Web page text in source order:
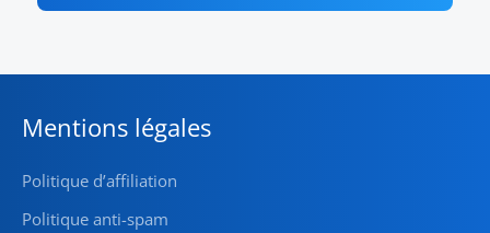
Mentions légales
Politique d’affiliation
Politique anti-spam